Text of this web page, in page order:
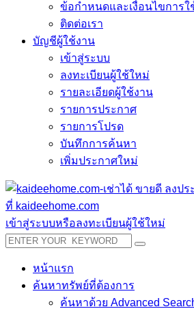
ข้อกำหนดและเงื่อนไขการใ
ติดต่อเรา
บัญชีผู้ใช้งาน
เข้าสู่ระบบ
ลงทะเบียนผู้ใช้ใหม่
รายละเอียดผู้ใช้งาน
รายการประกาศ
รายการโปรด
บันทึกการค้นหา
เพิ่มประกาศใหม่
เข้าสู่ระบบหรือลงทะเบียนผู้ใช้ใหม่
หน้าแรก
ค้นหาทรัพย์ที่ต้องการ
ค้นหาด้วย Advanced